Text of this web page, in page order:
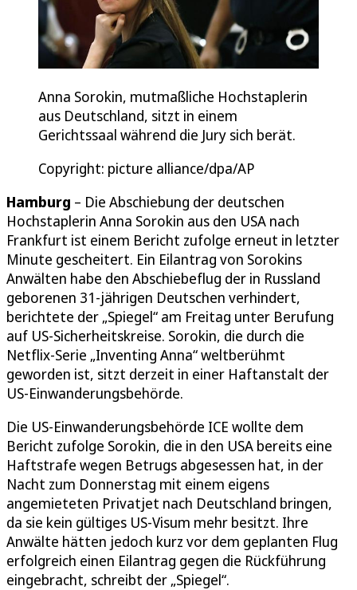
Anna Sorokin, mutmaßliche Hochstaplerin
aus Deutschland, sitzt in einem
Gerichtssaal während die Jury sich berät.
Copyright: picture alliance/dpa/AP
Hamburg – Die Abschiebung der deutschen
Hochstaplerin Anna Sorokin aus den USA nach
Frankfurt ist einem Bericht zufolge erneut in letzter
Minute gescheitert. Ein Eilantrag von Sorokins
Anwälten habe den Abschiebeflug der in Russland
geborenen 31-jährigen Deutschen verhindert,
berichtete der „Spiegel“ am Freitag unter Berufung
auf US-Sicherheitskreise. Sorokin, die durch die
Netflix-Serie „Inventing Anna“ weltberühmt
geworden ist, sitzt derzeit in einer Haftanstalt der
US-Einwanderungsbehörde.
Die US-Einwanderungsbehörde ICE wollte dem
Bericht zufolge Sorokin, die in den USA bereits eine
Haftstrafe wegen Betrugs abgesessen hat, in der
Nacht zum Donnerstag mit einem eigens
angemieteten Privatjet nach Deutschland bringen,
da sie kein gültiges US-Visum mehr besitzt. Ihre
Anwälte hätten jedoch kurz vor dem geplanten Flug
erfolgreich einen Eilantrag gegen die Rückführung
eingebracht, schreibt der „Spiegel“.